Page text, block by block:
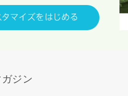
ジン
スのご案内のために利用します。
当社は、本サービス又は利用契約に
任、その他の法律上の請求原因の如